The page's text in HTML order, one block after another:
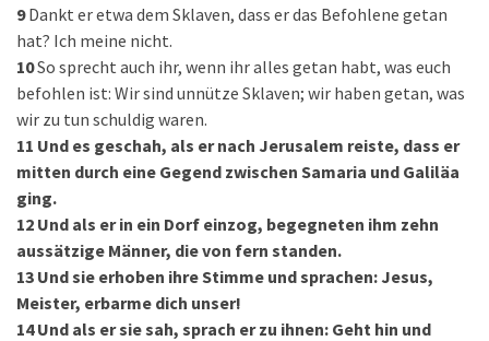
9 Dankt er etwa dem Sklaven, dass er das Befohlene getan
hat? Ich meine nicht.
10So sprecht auch ihr, wenn ihr alles getan habt, was euch
befohlen ist: Wir sind unnütze Sklaven; wir haben getan, was
wir zu tun schuldig waren.
11 Und es geschah, als er nach Jerusalem reiste, dass er
mitten durch eine Gegend zwischen Samaria und Galiläa
ging.
12 Und als er in ein Dorf einzog, begegneten ihm zehn
aussätzige Männer, die von fern standen.
13 Und sie erhoben ihre Stimme und sprachen: Jesus,
Meister, erbarme dich unser!
14 Und als er sie sah, sprach er zu ihnen: Geht hin und